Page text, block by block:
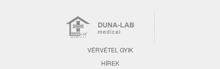
VÉRVÉTEL GYIK
HÍREK